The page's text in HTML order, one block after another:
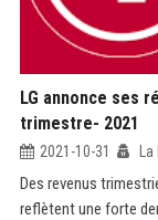
LG annonce ses
trimestre- 2021
2021-10-31
Des revenus
reflètent une forte